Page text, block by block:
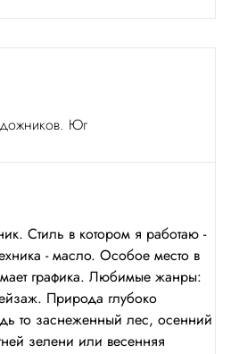
Юг
Стиль в котором я работаю -
- масло. Особое место в
графика. Любимые жанры:
Природа глубоко
то заснеженный лес, осенний
зелени или весенняя